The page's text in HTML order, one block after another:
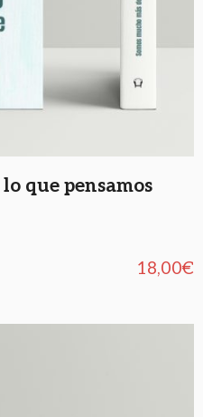
que pensamos
18,00€